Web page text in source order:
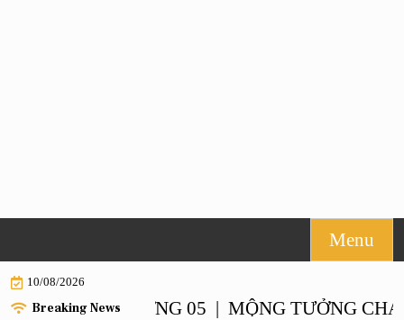
to
content
Menu
10/08/2026
Breaking News
– CHƯƠNG 05 | MỘNG TƯỞNG CHANH